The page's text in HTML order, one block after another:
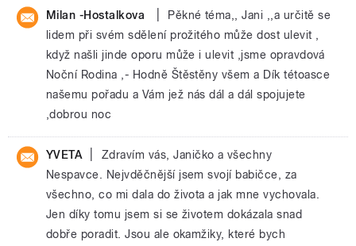
Milan -Hostalkova
Pěkné téma,, Jani ,,a určitě se
lidem při svém sdělení prožitého může dost ulevit ,
když našli jinde oporu může i ulevit ,jsme opravdová
Noční Rodina ,- Hodně Štěstěny všem a Dík tétoasce
našemu pořadu a Vám jež nás dál a dál spojujete
,dobrou noc
YVETA
Zdravím vás, Janičko a všechny
Nespavce. Nejvděčnější jsem svojí babičce, za
všechno, co mi dala do života a jak mne vychovala.
Jen díky tomu jsem si se životem dokázala snad
dobře poradit. Jsou ale okamžiky, které bych